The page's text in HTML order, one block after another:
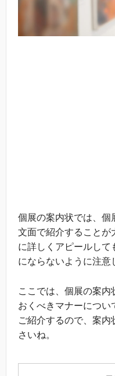
個展の案内状では、個
文面で紹介することが
に詳しくアピールして
にならないように注意
ここでは、個展の案内
おくべきマナーについ
ご紹介するので、案
さいね。